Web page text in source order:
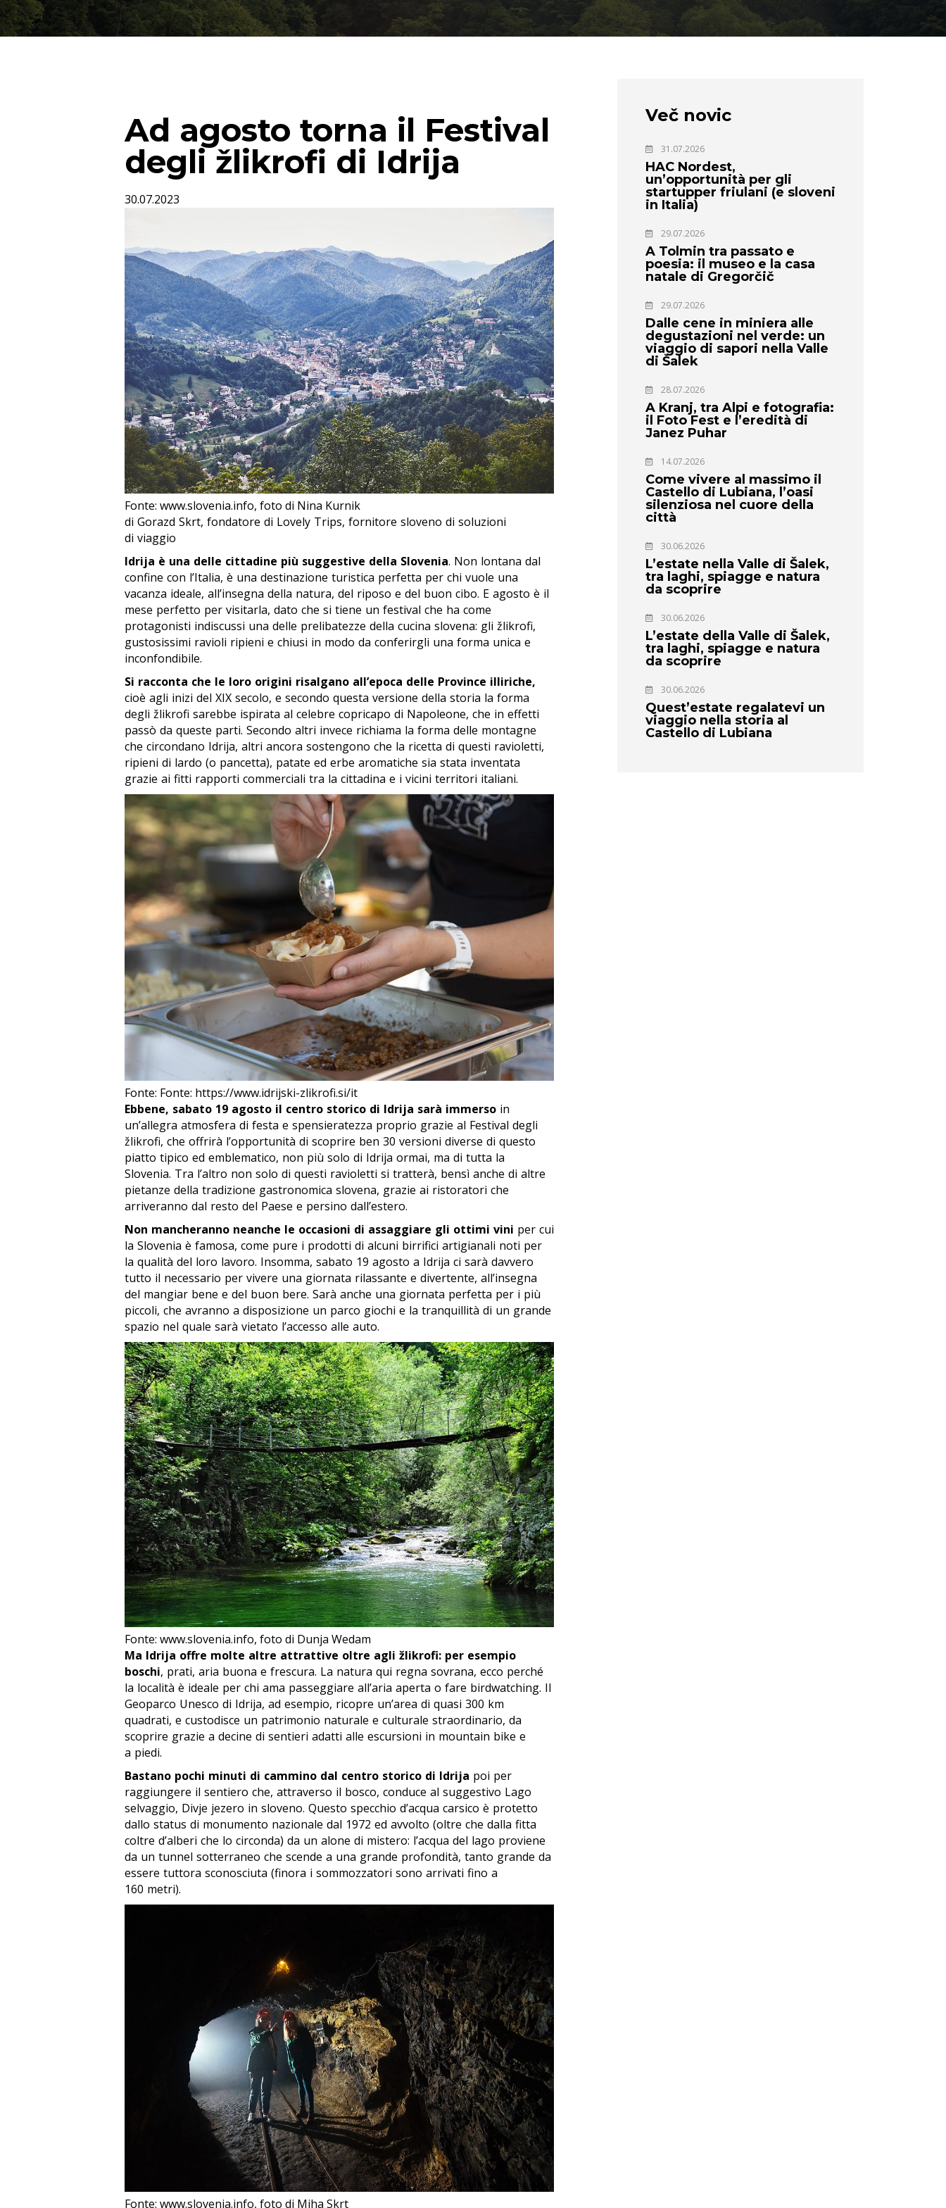
Ad agosto torna il Festival
degli žlikrofi di Idrija
30.07.2023
Fonte: www.slovenia.info, foto di Nina Kurnik
di Gorazd Skrt, fondatore di Lovely Trips, fornitore sloveno di soluzioni
di viaggio
Idrija è una delle cittadine più suggestive della Slovenia. Non lontana dal
confine con l’Italia, è una destinazione turistica perfetta per chi vuole una
vacanza ideale, all’insegna della natura, del riposo e del buon cibo. E agosto è il
mese perfetto per visitarla, dato che si tiene un festival che ha come
protagonisti indiscussi una delle prelibatezze della cucina slovena: gli žlikrofi,
gustosissimi ravioli ripieni e chiusi in modo da conferirgli una forma unica e
inconfondibile.
Si racconta che le loro origini risalgano all’epoca delle Province illiriche,
cioè agli inizi del XIX secolo, e secondo questa versione della storia la forma
degli žlikrofi sarebbe ispirata al celebre copricapo di Napoleone, che in effetti
passò da queste parti. Secondo altri invece richiama la forma delle montagne
che circondano Idrija, altri ancora sostengono che la ricetta di questi ravioletti,
ripieni di lardo (o pancetta), patate ed erbe aromatiche sia stata inventata
grazie ai fitti rapporti commerciali tra la cittadina e i vicini territori italiani.
Fonte: Fonte: https://www.idrijski-zlikrofi.si/it
Ebbene, sabato 19 agosto il centro storico di Idrija sarà immerso in
un’allegra atmosfera di festa e spensieratezza proprio grazie al Festival degli
žlikrofi, che offrirà l’opportunità di scoprire ben 30 versioni diverse di questo
piatto tipico ed emblematico, non più solo di Idrija ormai, ma di tutta la
Slovenia. Tra l’altro non solo di questi ravioletti si tratterà, bensì anche di altre
pietanze della tradizione gastronomica slovena, grazie ai ristoratori che
arriveranno dal resto del Paese e persino dall’estero.
Non mancheranno neanche le occasioni di assaggiare gli ottimi vini per cui
la Slovenia è famosa, come pure i prodotti di alcuni birrifici artigianali noti per
la qualità del loro lavoro. Insomma, sabato 19 agosto a Idrija ci sarà davvero
tutto il necessario per vivere una giornata rilassante e divertente, all’insegna
del mangiar bene e del buon bere. Sarà anche una giornata perfetta per i più
piccoli, che avranno a disposizione un parco giochi e la tranquillità di un grande
spazio nel quale sarà vietato l’accesso alle auto.
Fonte: www.slovenia.info, foto di Dunja Wedam
Ma Idrija offre molte altre attrattive oltre agli žlikrofi: per esempio
boschi, prati, aria buona e frescura. La natura qui regna sovrana, ecco perché
la località è ideale per chi ama passeggiare all’aria aperta o fare birdwatching. Il
Geoparco Unesco di Idrija, ad esempio, ricopre un’area di quasi 300 km
quadrati, e custodisce un patrimonio naturale e culturale straordinario, da
scoprire grazie a decine di sentieri adatti alle escursioni in mountain bike e
a piedi.
Bastano pochi minuti di cammino dal centro storico di Idrija poi per
raggiungere il sentiero che, attraverso il bosco, conduce al suggestivo Lago
selvaggio, Divje jezero in sloveno. Questo specchio d’acqua carsico è protetto
dallo status di monumento nazionale dal 1972 ed avvolto (oltre che dalla fitta
coltre d’alberi che lo circonda) da un alone di mistero: l’acqua del lago proviene
da un tunnel sotterraneo che scende a una grande profondità, tanto grande da
essere tuttora sconosciuta (finora i sommozzatori sono arrivati fino a
160 metri).
Fonte: www.slovenia.info, foto di Miha Skrt
Več novic
31.07.2026
HAC Nordest,
un’opportunità per gli
startupper friulani (e sloveni
in Italia)
29.07.2026
A Tolmin tra passato e
poesia: il museo e la casa
natale di Gregorčič
29.07.2026
Dalle cene in miniera alle
degustazioni nel verde: un
viaggio di sapori nella Valle
di Šalek
28.07.2026
A Kranj, tra Alpi e fotografia:
il Foto Fest e l’eredità di
Janez Puhar
14.07.2026
Come vivere al massimo il
Castello di Lubiana, l’oasi
silenziosa nel cuore della
città
30.06.2026
L’estate nella Valle di Šalek,
tra laghi, spiagge e natura
da scoprire
30.06.2026
L’estate della Valle di Šalek,
tra laghi, spiagge e natura
da scoprire
30.06.2026
Quest’estate regalatevi un
viaggio nella storia al
Castello di Lubiana